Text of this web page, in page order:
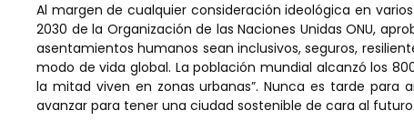
Al margen de cualquier consideración ideológica en
2030 de la Organización de las Naciones Unidas ONU,
asentamientos humanos sean inclusivos, seguros,
modo de vida global. La población mundial alcanzó los
la mitad viven en zonas urbanas”. Nunca es tarde para
avanzar para tener una ciudad sostenible de cara al futuro.